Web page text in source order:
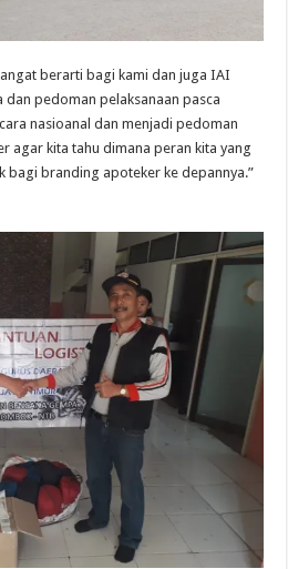
berarti bagi kami dan juga IAI
dan pedoman pelaksanaan pasca
nasioanal dan menjadi pedoman
agar kita tahu dimana peran kita yang
bagi branding apoteker ke depannya.”